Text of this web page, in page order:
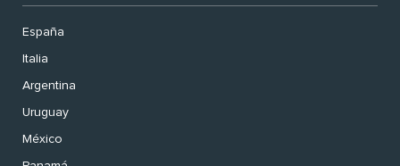
España
Italia
Argentina
Uruguay
México